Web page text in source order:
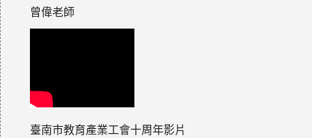
曾偉老師
臺南市教育產業工會十周年影片